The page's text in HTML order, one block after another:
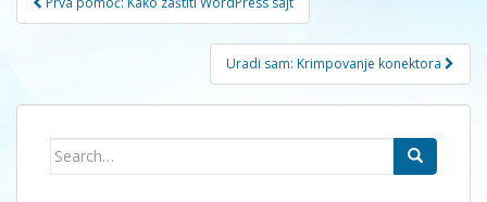
članaka
Uradi sam: Krimpovanje konektora
Search